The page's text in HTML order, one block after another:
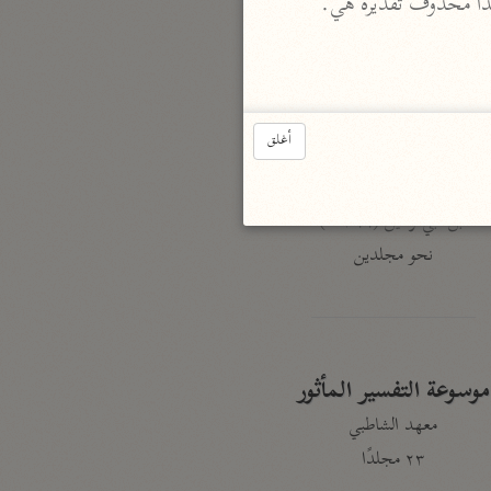
الواحدي (٤٦٨ هـ)
ابن أبي زمنين (٣٩٩ هـ)
نحو مجلدين
موسوعة التفسير المأثور
معهد الشاطبي
٢٣ مجلدًا
أغلق